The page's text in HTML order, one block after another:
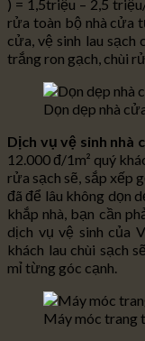
) = 1,5triệu – 2,5
rửa toàn bộ nhà cửa
cửa, vệ sinh lau sạch
trắng ron gạch, chùi
Dọn dẹp nhà
Dịch vụ vệ sinh nhà
12.000 đ/1m² quý
rửa sạch sẽ, sắp xếp
đã để lâu không dọn
khắp nhà, bạn cần
dịch vụ vệ sinh của
khách lau chùi sạch
mỉ từng góc cạnh.
Máy móc trang